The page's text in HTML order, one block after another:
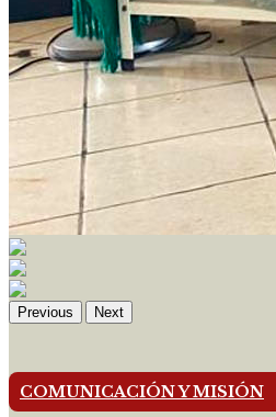
Previous Next
COMUNICACIÓN Y MISIÓN